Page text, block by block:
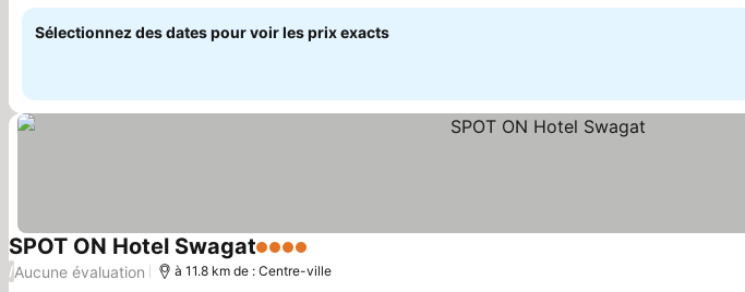
Sélectionnez des dates pour voir les prix exacts
SPOT ON Hotel Swagat4 Étoiles
/Aucune évaluation à 11.8 km de : Centre-ville